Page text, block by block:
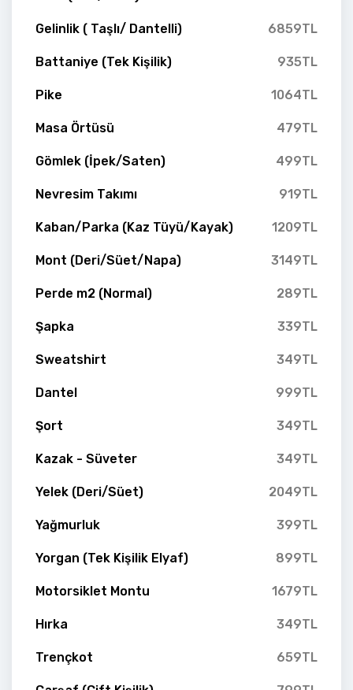
Gelinlik ( Taşlı/ Dantelli) 6859TL
Battaniye (Tek Kişilik) 935TL
Pike 1064TL
Masa Örtüsü 479TL
Gömlek (İpek/Saten) 499TL
Nevresim Takımı 919TL
Kaban/Parka (Kaz Tüyü/Kayak) 1209TL
Mont (Deri/Süet/Napa) 3149TL
Perde m2 (Normal) 289TL
Şapka 339TL
Sweatshirt 349TL
Dantel 999TL
Şort 349TL
Kazak - Süveter 349TL
Yelek (Deri/Süet) 2049TL
Yağmurluk 399TL
Yorgan (Tek Kişilik Elyaf) 899TL
Motorsiklet Montu 1679TL
Hırka 349TL
Trençkot 659TL